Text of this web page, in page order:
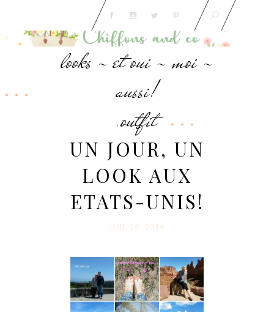
looks - et oui - moi -
aussi!
, outfit
UN JOUR, UN
LOOK AUX
ETATS-UNIS!
JUIL 25. 2014